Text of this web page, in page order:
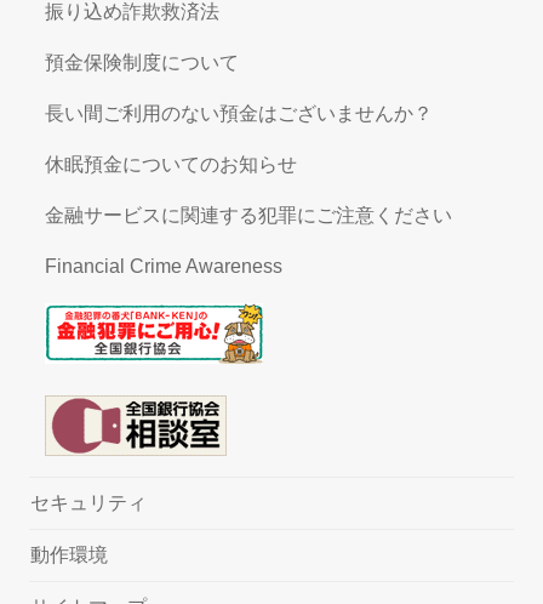
振り込め詐欺救済法
預金保険制度について
長い間ご利用のない預金はございませんか？
休眠預金についてのお知らせ
金融サービスに関連する犯罪にご注意ください
Financial Crime Awareness
セキュリティ
動作環境